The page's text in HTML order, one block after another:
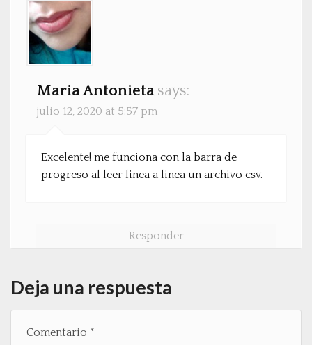
Maria Antonieta says:
julio 12, 2020 at 5:57 pm
Excelente! me funciona con la barra de
progreso al leer linea a linea un archivo csv.
Responder
Deja una respuesta
Comentario *